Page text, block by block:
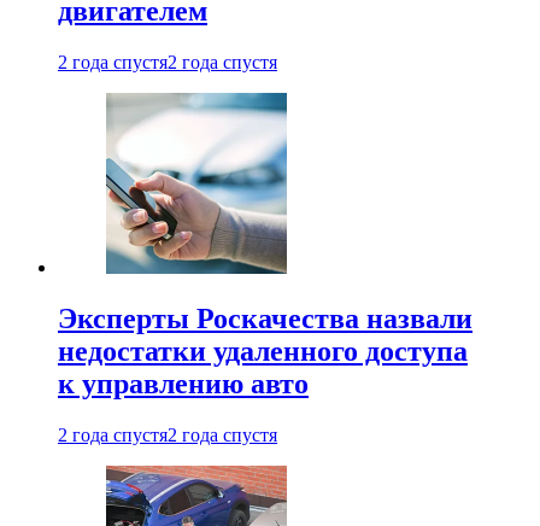
двигателем
2 года спустя2 года спустя
Эксперты Роскачества назвали
недостатки удаленного доступа
к управлению авто
2 года спустя2 года спустя